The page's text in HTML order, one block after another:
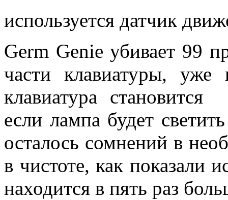
используется датчик
Germ Genie убивает 99
части клавиатуры,
клавиатура
если лампа будет
осталось сомнений в
в чистоте, как показали
находится в пять раз